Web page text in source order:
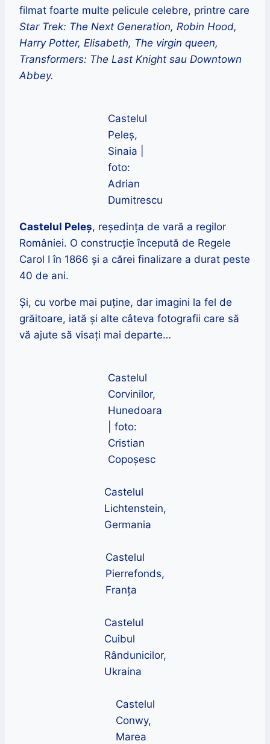
filmat foarte multe pelicule celebre, printre care
Star Trek: The Next Generation, Robin Hood,
Harry Potter, Elisabeth, The virgin queen,
Transformers: The Last Knight sau Downtown
Abbey.
Castelul
Peleș,
Sinaia |
foto:
Adrian
Dumitrescu
Castelul Peleș, reședința de vară a regilor
României. O construcție începută de Regele
Carol I în 1866 și a cărei finalizare a durat peste
40 de ani.
Și, cu vorbe mai puține, dar imagini la fel de
grăitoare, iată și alte câteva fotografii care să
vă ajute să visați mai departe…
Castelul
Corvinilor,
Hunedoara
| foto:
Cristian
Copoșesc
Castelul
Lichtenstein,
Germania
Castelul
Pierrefonds,
Franța
Castelul
Cuibul
Rândunicilor,
Ukraina
Castelul
Conwy,
Marea